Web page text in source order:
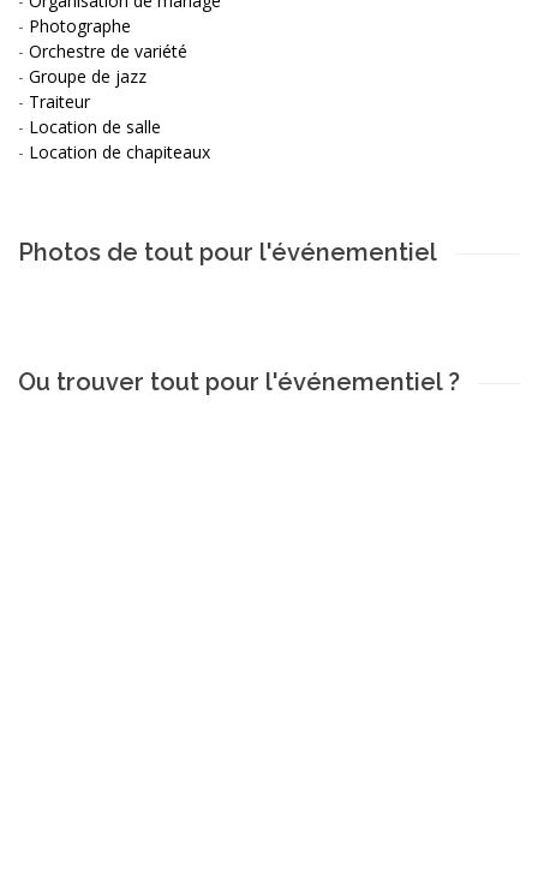
- Photographe
- Orchestre de variété
- Groupe de jazz
- Traiteur
- Location de salle
- Location de chapiteaux
Photos de tout pour l'événementiel
Ou trouver tout pour l'événementiel ?